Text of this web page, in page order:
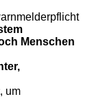
Menschen
, um